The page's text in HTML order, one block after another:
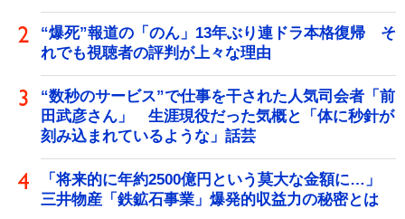
“爆死”報道の「のん」13年ぶり連ドラ本格復帰 そ
れでも視聴者の評判が上々な理由
“数秒のサービス”で仕事を干された人気司会者「前
田武彦さん」 生涯現役だった気概と「体に秒針が
刻み込まれているような」話芸
「将来的に年約2500億円という莫大な金額に…」
三井物産「鉄鉱石事業」爆発的収益力の秘密とは